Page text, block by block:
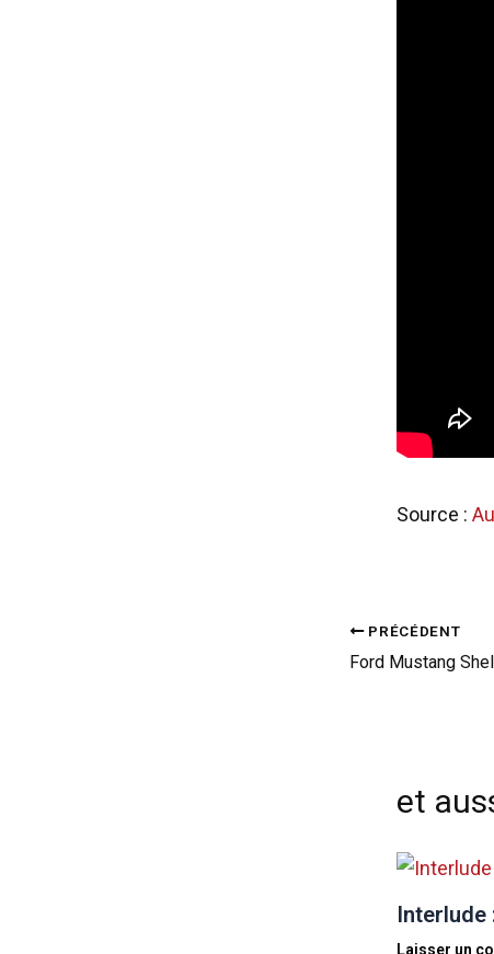
Source :
PRÉCÉDENT
et
Interlude
Laisser un